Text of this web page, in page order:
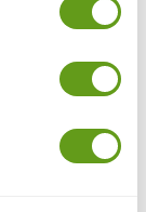
Vallei.